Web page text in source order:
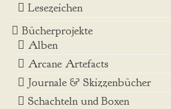
Lesezeichen
Bücherprojekte
Alben
Arcane Artefacts
Journale & Skizzenbücher
Schachteln und Boxen